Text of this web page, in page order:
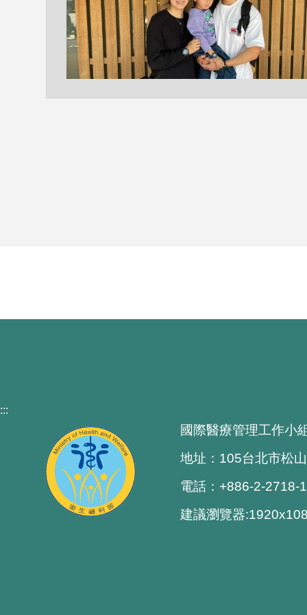
:::
國際醫療管理工作
地址：105台北市松
電話：+886-2-
建議瀏覽器